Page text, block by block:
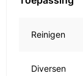
Reinigen
Diversen